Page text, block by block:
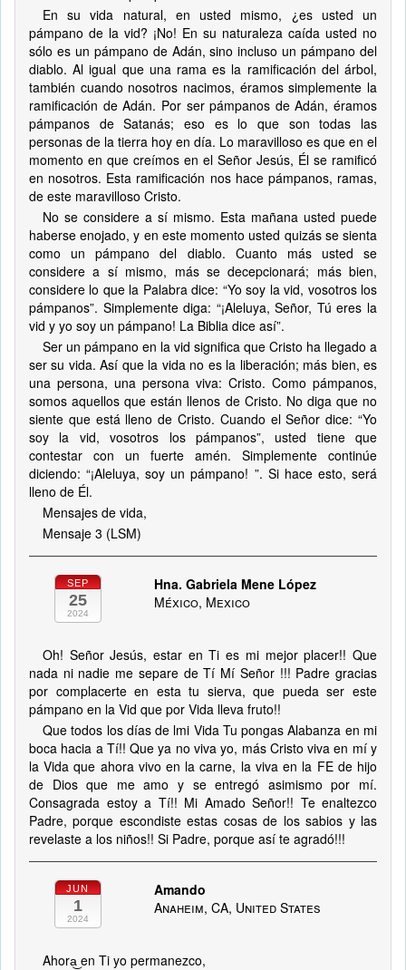
En su vida natural, en usted mismo, ¿es usted un
pámpano de la vid? ¡No! En su naturaleza caída usted no
sólo es un pámpano de Adán, sino incluso un pámpano del
diablo. Al igual que una rama es la ramificación del árbol,
también cuando nosotros nacimos, éramos simplemente la
ramificación de Adán. Por ser pámpanos de Adán, éramos
pámpanos de Satanás; eso es lo que son todas las
personas de la tierra hoy en día. Lo maravilloso es que en el
momento en que creímos en el Señor Jesús, Él se ramificó
en nosotros. Esta ramificación nos hace pámpanos, ramas,
de este maravilloso Cristo.
No se considere a sí mismo. Esta mañana usted puede
haberse enojado, y en este momento usted quizás se sienta
como un pámpano del diablo. Cuanto más usted se
considere a sí mismo, más se decepcionará; más bien,
considere lo que la Palabra dice: “Yo soy la vid, vosotros los
pámpanos”. Simplemente diga: “¡Aleluya, Señor, Tú eres la
vid y yo soy un pámpano! La Biblia dice así”.
Ser un pámpano en la vid significa que Cristo ha llegado a
ser su vida. Así que la vida no es la liberación; más bien, es
una persona, una persona viva: Cristo. Como pámpanos,
somos aquellos que están llenos de Cristo. No diga que no
siente que está lleno de Cristo. Cuando el Señor dice: “Yo
soy la vid, vosotros los pámpanos”, usted tiene que
contestar con un fuerte amén. Simplemente continúe
diciendo: “¡Aleluya, soy un pámpano! ”. Si hace esto, será
lleno de Él.
Mensajes de vida,
Mensaje 3 (LSM)
SEP
25
2024
Hna. Gabriela Mene López
México, Mexico
Oh! Señor Jesús, estar en Ti es mi mejor placer!! Que
nada ni nadie me separe de Tí Mí Señor !!! Padre gracias
por complacerte en esta tu sierva, que pueda ser este
pámpano en la Vid que por Vida lleva fruto!!
Que todos los días de lmi Vida Tu pongas Alabanza en mi
boca hacia a Tí!! Que ya no viva yo, más Cristo viva en mí y
la Vida que ahora vivo en la carne, la viva en la FE de hijo
de Dios que me amo y se entregó asimismo por mí.
Consagrada estoy a Tí!! Mi Amado Señor!! Te enaltezco
Padre, porque escondiste estas cosas de los sabios y las
revelaste a los niños!! Si Padre, porque así te agradó!!!
JUN
1
2024
Amando
Anaheim, CA, United States
Ahora͜ en Ti yo permanezco,